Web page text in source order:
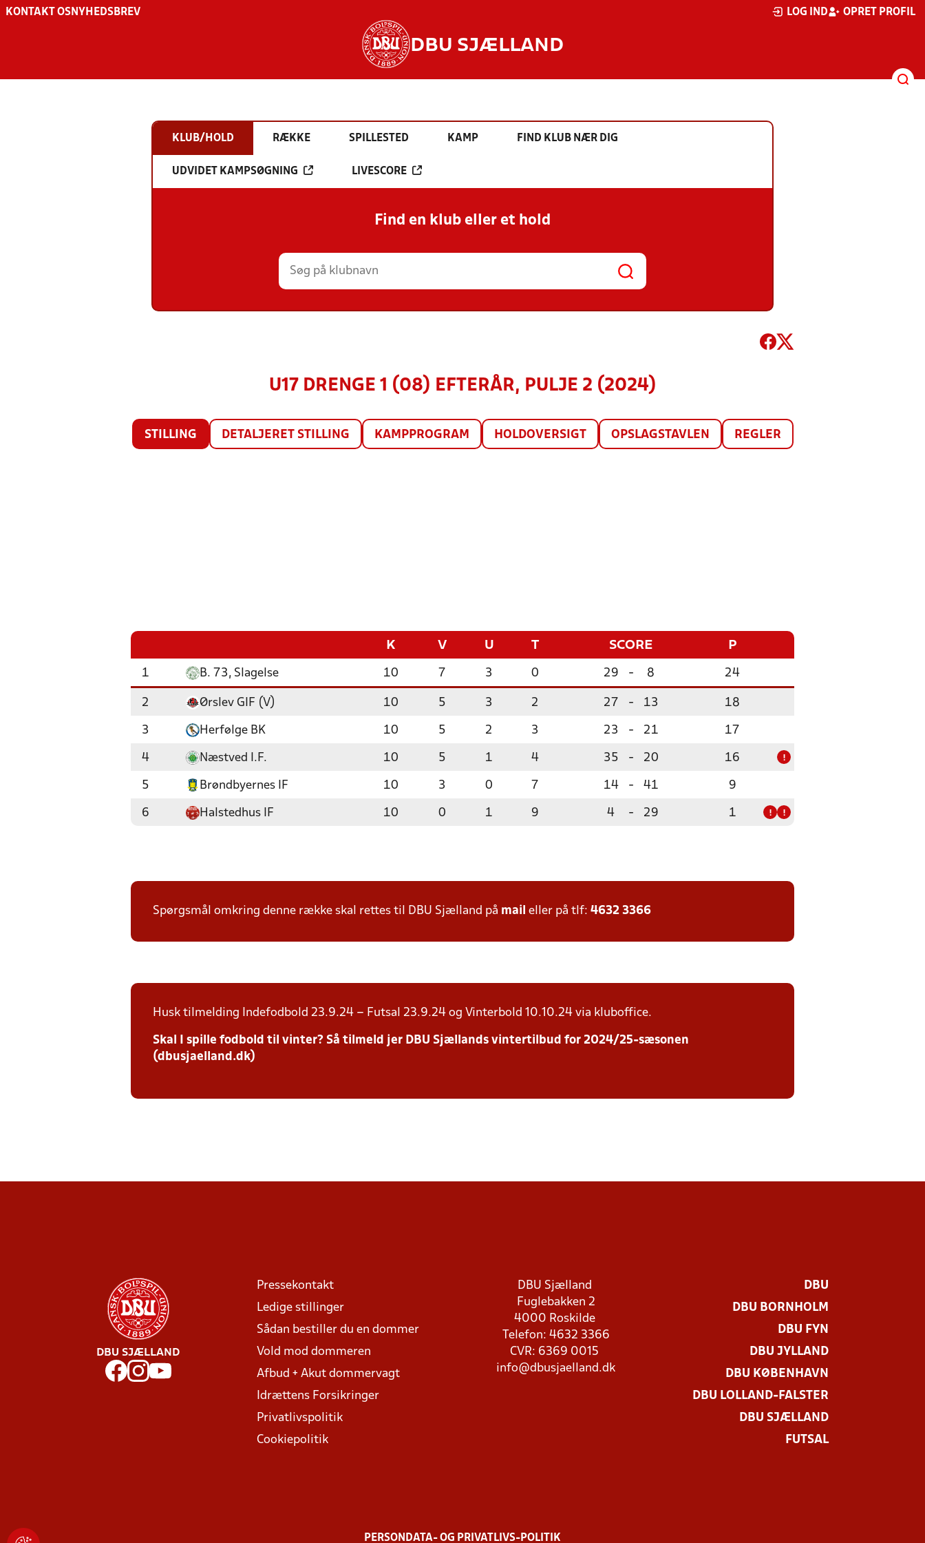
KONTAKT OS NYHEDSBREV LOG IND OPRET PROFIL
DBU SJÆLLAND
KLUB/HOLD RÆKKE SPILLESTED KAMP FIND KLUB NÆR DIG
UDVIDET KAMPSØGNING LIVESCORE
Find en klub eller et hold
U17 DRENGE 1 (08) EFTERÅR, PULJE 2 (2024)
STILLING DETALJERET STILLING KAMPPROGRAM HOLDOVERSIGT OPSLAGSTAVLEN REGLER
K V U T SCORE P
1 B. 73, Slagelse 10 7 3 0 29 - 8 24
2 Ørslev GIF (V) 10 5 3 2 27 - 13 18
3 Herfølge BK 10 5 2 3 23 - 21 17
4 Næstved I.F. 10 5 1 4 35 - 20 16 !
5 Brøndbyernes IF 10 3 0 7 14 - 41 9
6 Halstedhus IF 10 0 1 9 4 - 29 1 ! !
Spørgsmål omkring denne række skal rettes til DBU Sjælland på mail eller på tlf: 4632 3366
Husk tilmelding Indefodbold 23.9.24 – Futsal 23.9.24 og Vinterbold 10.10.24 via kluboffice.
Skal I spille fodbold til vinter? Så tilmeld jer DBU Sjællands vintertilbud for 2024/25-sæsonen
(dbusjaelland.dk)
DBU SJÆLLAND
Pressekontakt
Ledige stillinger
Sådan bestiller du en dommer
Vold mod dommeren
Afbud + Akut dommervagt
Idrættens Forsikringer
Privatlivspolitik
Cookiepolitik
DBU Sjælland
Fuglebakken 2
4000 Roskilde
Telefon: 4632 3366
CVR: 6369 0015
info@dbusjaelland.dk
DBU
DBU BORNHOLM
DBU FYN
DBU JYLLAND
DBU KØBENHAVN
DBU LOLLAND-FALSTER
DBU SJÆLLAND
FUTSAL
PERSONDATA- OG PRIVATLIVS-POLITIK